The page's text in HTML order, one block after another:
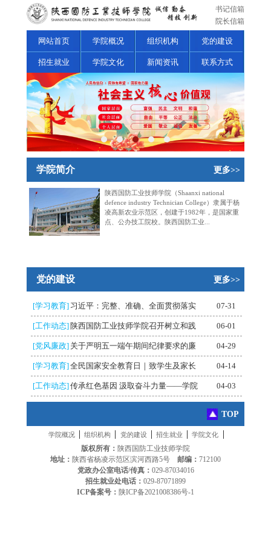
书记信箱
院长信箱
网站首页 学院概况 组织机构 党的建设
招生就业 学院文化 新闻资讯 联系方式
学院简介 更多>>
陕西国防工业技师学院（Shaanxi national
defence industry Technician College）隶属于杨
凌高新农业示范区，创建于1982年，是国家重
点、公办技工院校。陕西国防工业...
党的建设 更多>>
[学习教育] 习近平：完整、准确、全面贯彻落实 07-31
[工作动态] 陕西国防工业技师学院召开树立和践 06-01
[党风廉政] 关于严明五一端午期间纪律要求的廉 04-29
[学习教育]全民国家安全教育日｜致学生及家长 04-14
[工作动态]传承红色基因 汲取奋斗力量——学院 04-03
TOP
学院概况 | 组织机构 | 党的建设 | 招生就业 | 学院文化 |
版权所有： 陕西国防工业技师学院
地址： 陕西省杨凌示范区滨河西路5号 邮编： 712100
党政办公室电话/传真： 029-87034016
招生就业处电话： 029-87071899
ICP备案号： 陕ICP备2021008386号-1